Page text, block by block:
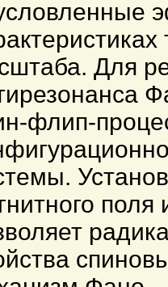
Для
флип-
поля